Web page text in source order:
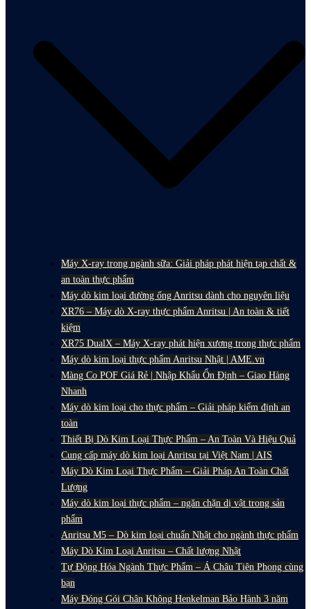
Máy X-ray trong ngành sữa: Giải pháp phát hiện tạp chất &
an toàn thực phẩm
Máy dò kim loại đường ống Anritsu dành cho nguyên liệu
XR76 – Máy dò X-ray thực phẩm Anritsu | An toàn & tiết
kiệm
XR75 DualX – Máy X-ray phát hiện xương trong thực phẩm
Máy dò kim loại thực phẩm Anritsu Nhật | AME.vn
Màng Co POF Giá Rẻ | Nhập Khẩu Ổn Định – Giao Hàng
Nhanh
Máy dò kim loại cho thực phẩm – Giải pháp kiểm định an
toàn
Thiết Bị Dò Kim Loại Thực Phẩm – An Toàn Và Hiệu Quả
Cung cấp máy dò kim loại Anritsu tại Việt Nam | AIS
Máy Dò Kim Loại Thực Phẩm – Giải Pháp An Toàn Chất
Lượng
Máy dò kim loại thực phẩm – ngăn chặn dị vật trong sản
phẩm
Anritsu M5 – Dò kim loại chuẩn Nhật cho ngành thực phẩm
Máy Dò Kim Loại Anritsu – Chất lượng Nhật
Tự Động Hóa Ngành Thực Phẩm – Á Châu Tiên Phong cùng
bạn
Máy Đóng Gói Chân Không Henkelman Bảo Hành 3 năm